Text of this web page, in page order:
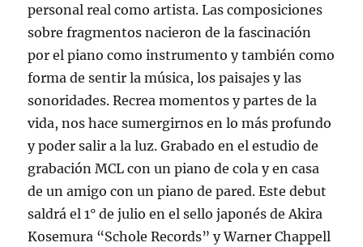
personal real como artista. Las composiciones
sobre fragmentos nacieron de la fascinación
por el piano como instrumento y también como
forma de sentir la música, los paisajes y las
sonoridades. Recrea momentos y partes de la
vida, nos hace sumergirnos en lo más profundo
y poder salir a la luz. Grabado en el estudio de
grabación MCL con un piano de cola y en casa
de un amigo con un piano de pared. Este debut
saldrá el 1° de julio en el sello japonés de Akira
Kosemura “Schole Records” y Warner Chappell